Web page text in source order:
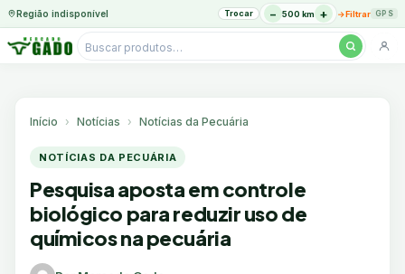
Região indisponível Trocar − 500 km + →Filtrar GPS
Pesquisar
Início Notícias Notícias da Pecuária
NOTÍCIAS DA PECUÁRIA
Pesquisa aposta em controle
biológico para reduzir uso de
químicos na pecuária